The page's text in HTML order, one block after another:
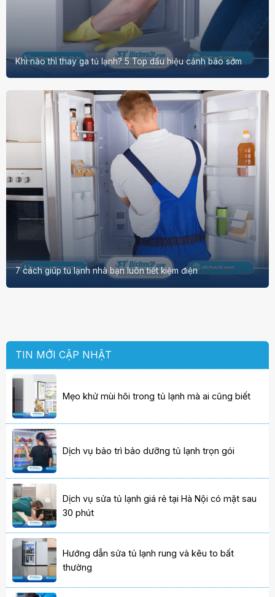
Khi nào thì thay ga tủ lạnh? 5 Top dấu hiệu cảnh báo sớm
7 cách giúp tủ lạnh nhà bạn luôn tiết kiệm điện
TIN MỚI CẬP NHẬT
Mẹo khử mùi hôi trong tủ lạnh mà ai cũng biết
Dịch vụ bảo trì bảo dưỡng tủ lạnh trọn gói
Dịch vụ sửa tủ lạnh giá rẻ tại Hà Nội có mặt sau
30 phút
Hướng dẫn sửa tủ lạnh rung và kêu to bất
thường